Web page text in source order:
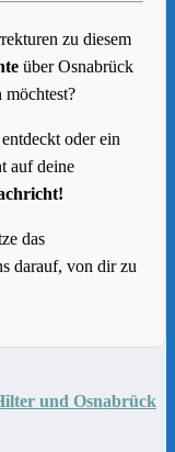
zu diesem
über Osnabrück
entdeckt oder ein
auf deine
das
darauf, von dir zu
und Osnabrück